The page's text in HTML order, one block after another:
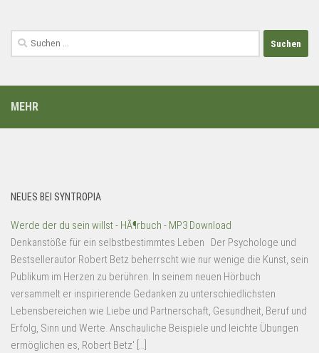
Suchen
nach:
MEHR
NEUES BEI SYNTROPIA
Werde der du sein willst - HÃ¶rbuch - MP3 Download
Denkanstöße für ein selbstbestimmtes Leben Der Psychologe und
Bestsellerautor Robert Betz beherrscht wie nur wenige die Kunst, sein
Publikum im Herzen zu berühren. In seinem neuen Hörbuch
versammelt er inspirierende Gedanken zu unterschiedlichsten
Lebensbereichen wie Liebe und Partnerschaft, Gesundheit, Beruf und
Erfolg, Sinn und Werte. Anschauliche Beispiele und leichte Übungen
ermöglichen es, Robert Betz' […]